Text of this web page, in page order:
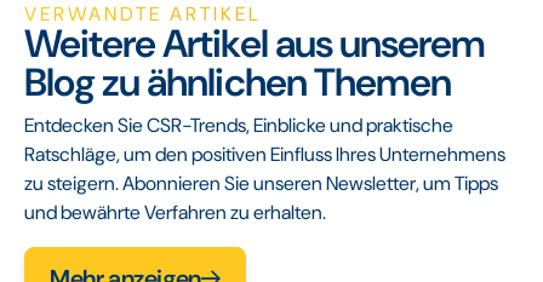
VERWANDTE ARTIKEL
Weitere Artikel aus unserem
Blog zu ähnlichen Themen
Entdecken Sie CSR-Trends, Einblicke und praktische
Ratschläge, um den positiven Einfluss Ihres Unternehmens
zu steigern. Abonnieren Sie unseren Newsletter, um Tipps
und bewährte Verfahren zu erhalten.